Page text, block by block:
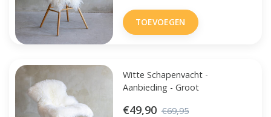
TOEVOEGEN
Witte Schapenvacht -
Aanbieding - Groot
€49,90 €69,95